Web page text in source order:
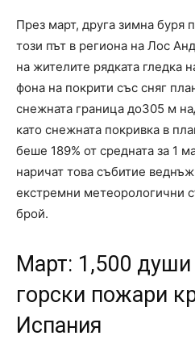
През март, друга зимна буря
този път в региона на Лос
на жителите рядката гледка
фона на покрити със сняг
снежната граница до305 м
като снежната покривка в
беше 189% от средната за 1
наричат това събитие
екстремни метеорологични
брой.
Март: 1,500 души
горски пожари
Испания